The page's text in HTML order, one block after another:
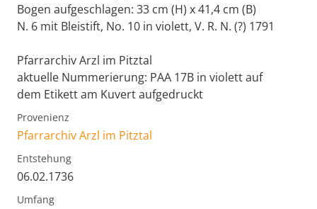
Bogen aufgeschlagen: 33 cm (H) x 41,4 cm (B)
N. 6 mit Bleistift, No. 10 in violett, V. R. N. (?) 1791
Pfarrarchiv Arzl im Pitztal
aktuelle Nummerierung: PAA 17B in violett auf
dem Etikett am Kuvert aufgedruckt
Provenienz
Pfarrarchiv Arzl im Pitztal
Entstehung
06.02.1736
Umfang